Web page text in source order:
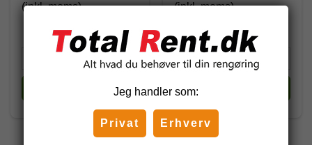
(inkl. moms)
(inkl. moms)
Jeg handler som:
Privat Erhverv